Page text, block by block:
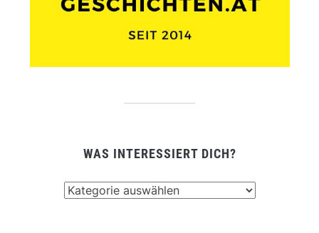
WAS INTERESSIERT DICH?